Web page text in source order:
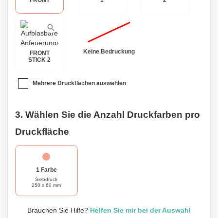
FRONT
STICK 2
Keine Bedruckung
Mehrere Druckflächen auswählen
3. Wählen Sie die Anzahl Druckfarben pro
Druckfläche
1 Farbe
Siebdruck
250 x 60 mm
Brauchen Sie Hilfe? Helfen Sie mir bei der Auswahl